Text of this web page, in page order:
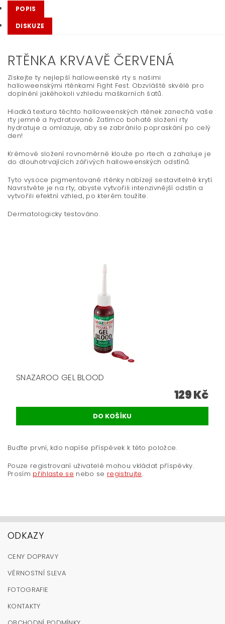
POPIS
DISKUZE
RTĚNKA KRVAVĚ ČERVENÁ
Získejte ty nejlepší halloweenské rty s našimi
halloweenskými rtěnkami Fight Fest. Obzvláště skvělé pro
doplnění jakéhokoli vzhledu maškarních šatů.
Hladká textura těchto halloweenských rtěnek zanechá vaše
rty jemné a hydratované. Zatímco bohaté složení rty
hydratuje a omlazuje, aby se zabránilo popraskání po celý
den!
Krémové složení rovnoměrně klouže po rtech a zahaluje je
do dlouhotrvajících zářivých halloweenských odstínů.
Tyto vysoce pigmentované rtěnky nabízejí sestavitelné krytí.
Navrstvěte je na rty, abyste vytvořili intenzivnější odstín a
vytvořili efektní vzhled, po kterém toužíte.
Dermatologicky testováno.
SNAZAROO GEL BLOOD
129 Kč
Buďte první, kdo napíše příspěvek k této položce.
Pouze registrovaní uživatelé mohou vkládat příspěvky.
Prosím přihlaste se nebo se registrujte.
ODKAZY
CENY DOPRAVY
VĚRNOSTNÍ SLEVA
FOTOGRAFIE
KONTAKTY